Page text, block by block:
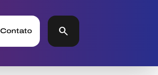
Contato search